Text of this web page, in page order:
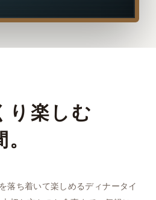
り楽しむ
落ち着いて楽しめるディナータイ